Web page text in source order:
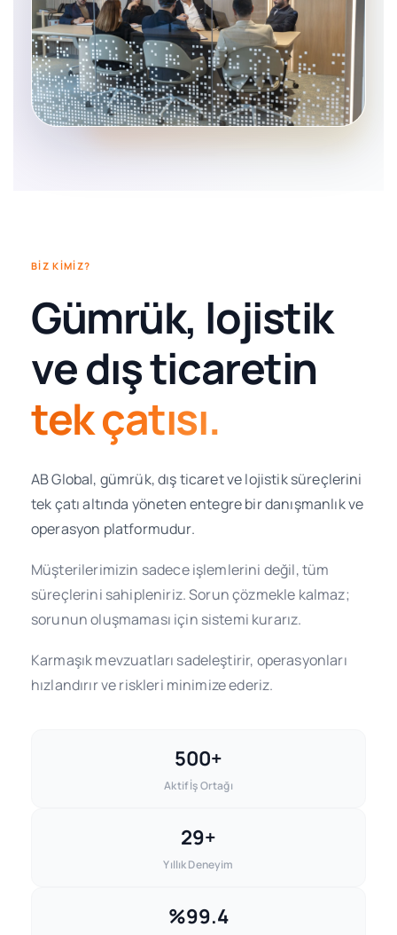
BIZ KIMIZ?
Gümrük, lojistik
ve dış ticaretin
tek çatısı.
AB Global, gümrük, dış ticaret ve lojistik süreçlerini
tek çatı altında yöneten entegre bir danışmanlık ve
operasyon platformudur.
Müşterilerimizin sadece işlemlerini değil, tüm
süreçlerini sahipleniriz. Sorun çözmekle kalmaz;
sorunun oluşmaması için sistemi kurarız.
Karmaşık mevzuatları sadeleştirir, operasyonları
hızlandırır ve riskleri minimize ederiz.
500+
Aktif İş Ortağı
29+
Yıllık Deneyim
%99.4